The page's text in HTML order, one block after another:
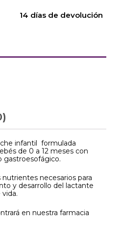
14 días de devolución
infantil formulada
de 0 a 12 meses con
gastroesofágico.
necesarios para
y desarrollo del lactante
en nuestra farmacia